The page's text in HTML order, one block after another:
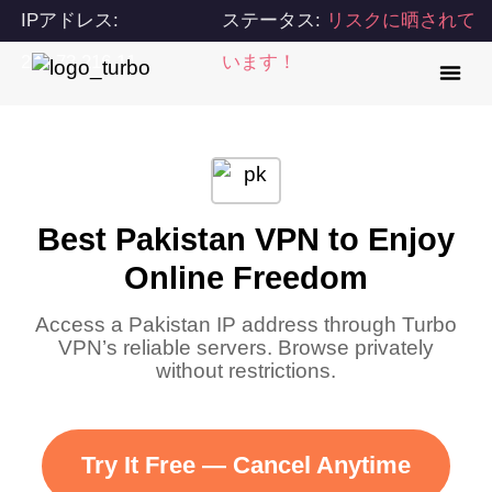
IPアドレス:
216.73.216.11
ステータス: リスクに晒されて
います！
Best Pakistan VPN to Enjoy
Online Freedom
Access a Pakistan IP address through Turbo
VPN’s reliable servers. Browse privately
without restrictions.
Try It Free — Cancel Anytime